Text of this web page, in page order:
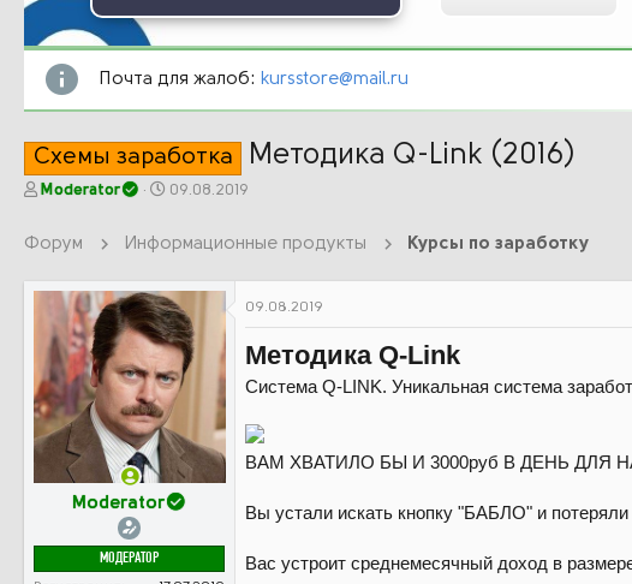
Почта для жалоб: kursstore@mail.ru
Схемы заработка Методика Q-Link (2016)
А
о
Moderator
Д
а
а
ч
а
а
09.08.2019
Форум Информационные продукты Курсы по заработку
Moderator
МОДЕРАТОР
09.08.2019
Методика Q-Link
Система Q-LINK. Уникальная система
ВАМ ХВАТИЛО БЫ И 3000руб В ДЕНЬ ДЛЯ
Вы устали искать кнопку "БАБЛО" и
Вас устроит среднемесячный доход в